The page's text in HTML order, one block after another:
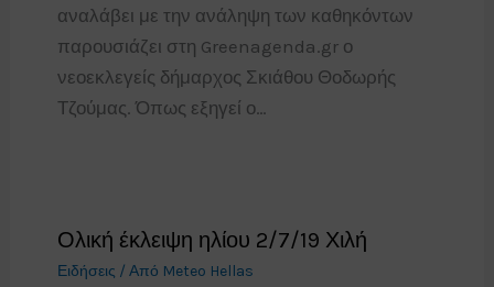
αναλάβει με την ανάληψη των καθηκόντων
παρουσιάζει στη Greenagenda.gr ο
νεοεκλεγείς δήμαρχος Σκιάθου Θοδωρής
Τζούμας. Όπως εξηγεί ο…
Ολική έκλειψη ηλίου 2/7/19 Χιλή
Ειδήσεις / Από Meteo Hellas